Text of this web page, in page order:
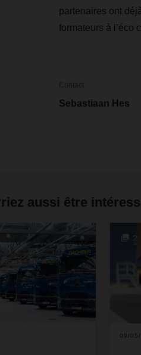
partenaires ont
formateurs à l’éco
Contact
Sebastiaan Hes
aussi être
2
09/